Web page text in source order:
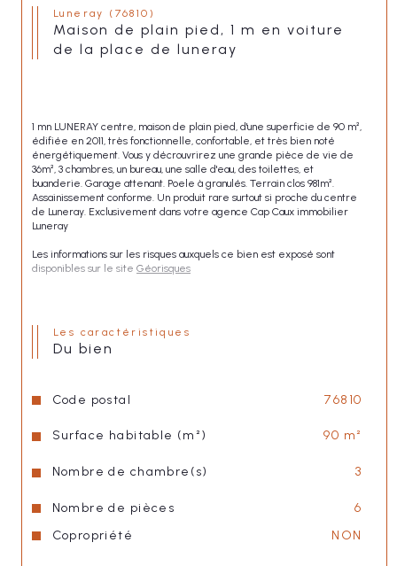
Luneray (76810)
maison de plain pied, 1 m en voiture
de la place de luneray
1 mn LUNERAY centre, maison de plain pied, d'une superficie de 90 m²,
édifiée en 2011, très fonctionnelle, confortable, et très bien noté
énergétiquement. Vous y décrouvrirez une grande pièce de vie de
36m², 3 chambres, un bureau, une salle d'eau, des toilettes, et
buanderie. Garage attenant. Poele à granulés. Terrain clos 981m².
Assainissement conforme. Un produit rare surtout si proche du centre
de Luneray. Exclusivement dans votre agence Cap Caux immobilier
Luneray
Les informations sur les risques auxquels ce bien est exposé sont
disponibles sur le site Géorisques
Les caractéristiques
du bien
Code postal 76810
Surface habitable (m²) 90 m²
Nombre de chambre(s) 3
Nombre de pièces
6
Copropriété
NON